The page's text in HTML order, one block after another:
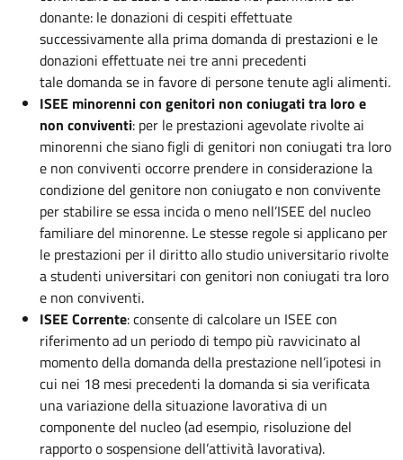
donante: le donazioni di cespiti effettuate
successivamente alla prima domanda di prestazioni e le
donazioni effettuate nei tre anni precedenti
tale domanda se in favore di persone tenute agli alimenti.
ISEE minorenni con genitori non coniugati tra loro e
non conviventi: per le prestazioni agevolate rivolte ai
minorenni che siano figli di genitori non coniugati tra loro
e non conviventi occorre prendere in considerazione la
condizione del genitore non coniugato e non convivente
per stabilire se essa incida o meno nell’ISEE del nucleo
familiare del minorenne. Le stesse regole si applicano per
le prestazioni per il diritto allo studio universitario rivolte
a studenti universitari con genitori non coniugati tra loro
e non conviventi.
ISEE Corrente: consente di calcolare un ISEE con
riferimento ad un periodo di tempo più ravvicinato al
momento della domanda della prestazione nell’ipotesi in
cui nei 18 mesi precedenti la domanda si sia verificata
una variazione della situazione lavorativa di un
componente del nucleo (ad esempio, risoluzione del
rapporto o sospensione dell’attività lavorativa).